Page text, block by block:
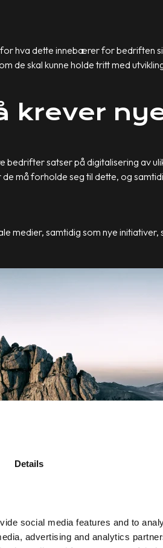
Details
social media features and to
advertising and analytics
hva dette innebærer for bedriften
de skal kunne holde tritt med
krever
satser på digitalisering av
må forholde seg til dette, og
medier, samtidig som nye initiativer,
målgruppen eller
.
En verdiskapende dialog